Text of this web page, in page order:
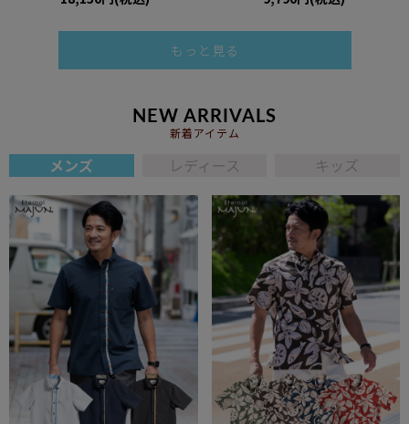
もっと見る
NEW ARRIVALS
新着アイテム
メンズ レディース キッズ